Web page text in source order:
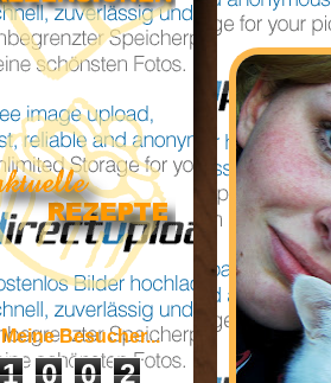
Meine Besucher...
1 0 0
2